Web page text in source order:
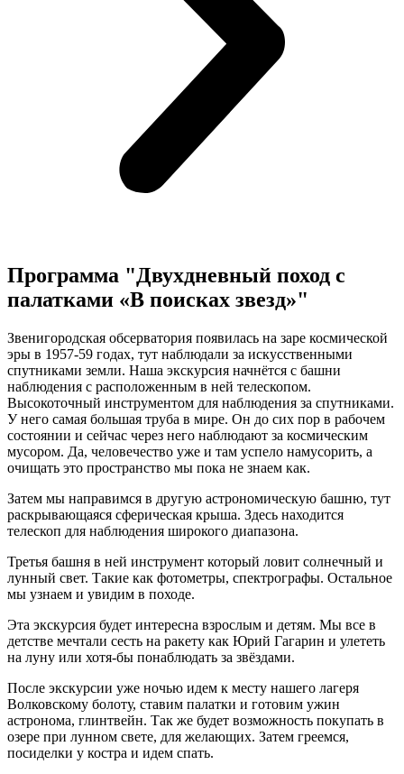
Программа "Двухдневный поход с
палатками «В поисках звезд»"
Звенигородская обсерватория появилась на заре космической
эры в 1957-59 годах, тут наблюдали за искусственными
спутниками земли. Наша экскурсия начнётся с башни
наблюдения с расположенным в ней телескопом.
Высокоточный инструментом для наблюдения за спутниками.
У него самая большая труба в мире. Он до сих пор в рабочем
состоянии и сейчас через него наблюдают за космическим
мусором. Да, человечество уже и там успело намусорить, а
очищать это пространство мы пока не знаем как.
Затем мы направимся в другую астрономическую башню, тут
раскрывающаяся сферическая крыша. Здесь находится
телескоп для наблюдения широкого диапазона.
Третья башня в ней инструмент который ловит солнечный и
лунный свет. Такие как фотометры, спектрографы. Остальное
мы узнаем и увидим в походе.
Эта экскурсия будет интересна взрослым и детям. Мы все в
детстве мечтали сесть на ракету как Юрий Гагарин и улететь
на луну или хотя-бы понаблюдать за звёздами.
После экскурсии уже ночью идем к месту нашего лагеря
Волковскому болоту, ставим палатки и готовим ужин
астронома, глинтвейн. Так же будет возможность покупать в
озере при лунном свете, для желающих. Затем греемся,
посиделки у костра и идем спать.